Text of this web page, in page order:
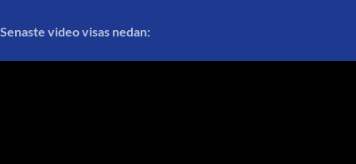
Senaste video visas nedan: